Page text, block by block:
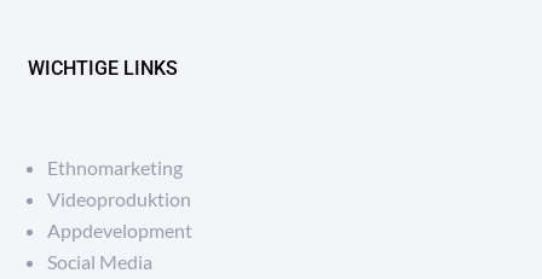
WICHTIGE LINKS
Ethnomarketing
Videoproduktion
Appdevelopment
Social Media